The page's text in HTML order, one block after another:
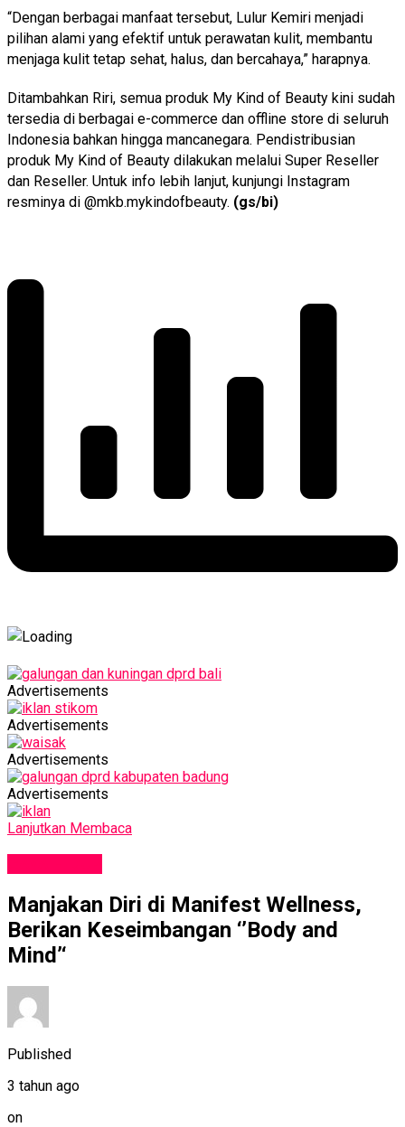
“Dengan berbagai manfaat tersebut, Lulur Kemiri menjadi
pilihan alami yang efektif untuk perawatan kulit, membantu
menjaga kulit tetap sehat, halus, dan bercahaya,” harapnya.
Ditambahkan Riri, semua produk My Kind of Beauty kini sudah
tersedia di berbagai e-commerce dan offline store di seluruh
Indonesia bahkan hingga mancanegara. Pendistribusian
produk My Kind of Beauty dilakukan melalui Super Reseller
dan Reseller. Untuk info lebih lanjut, kunjungi Instagram
resminya di @mkb.mykindofbeauty. (gs/bi)
Advertisements
Advertisements
Advertisements
Advertisements
Lanjutkan Membaca
Manjakan Diri di Manifest Wellness,
Berikan Keseimbangan ‘’Body and
Mind’‘
Published
3 tahun ago
on